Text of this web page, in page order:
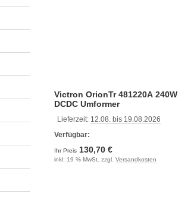
Victron OrionTr 481220A 240W
DCDC Umformer
Lieferzeit: 12.08. bis 19.08.2026
Verfügbar:
Ihr Preis 130,70 €
inkl. 19 % MwSt. zzgl. Versandkosten